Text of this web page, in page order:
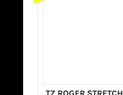
TZ ROGER STRETCH